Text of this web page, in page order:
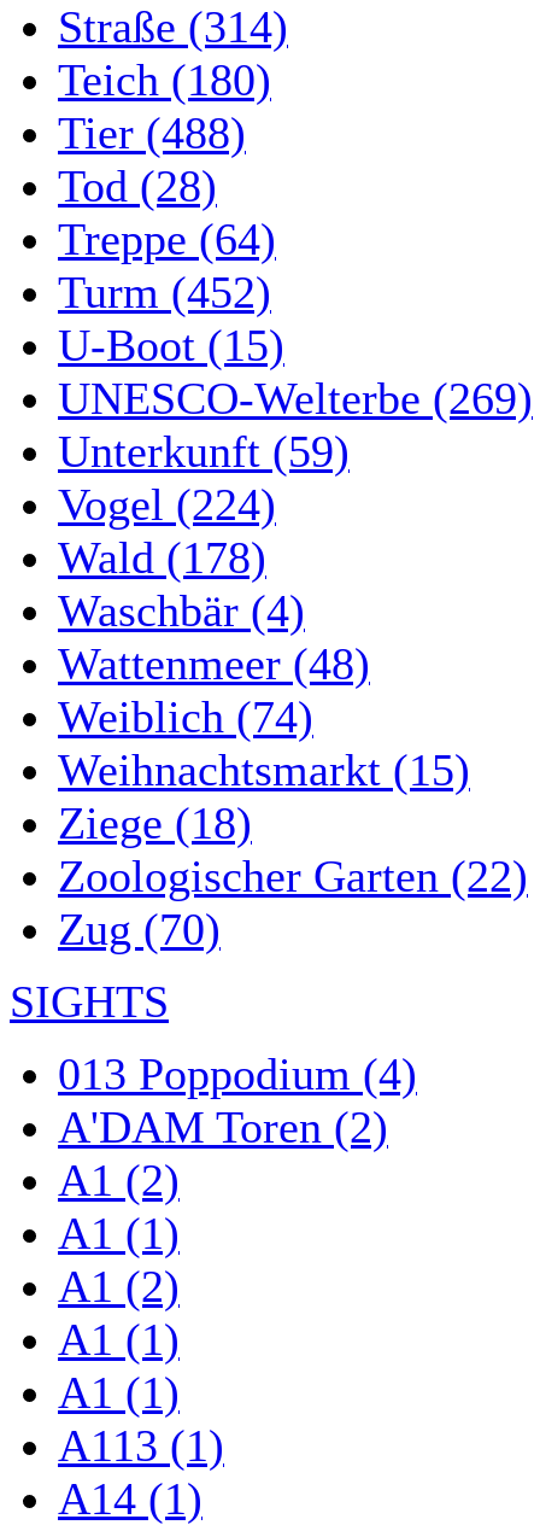
Straße (314)
Teich (180)
Tier (488)
Tod (28)
Treppe (64)
Turm (452)
U-Boot (15)
UNESCO-Welterbe (269)
Unterkunft (59)
Vogel (224)
Wald (178)
Waschbär (4)
Wattenmeer (48)
Weiblich (74)
Weihnachtsmarkt (15)
Ziege (18)
Zoologischer Garten (22)
Zug (70)
SIGHTS
013 Poppodium (4)
A'DAM Toren (2)
A1 (2)
A1 (1)
A1 (2)
A1 (1)
A1 (1)
A113 (1)
A14 (1)